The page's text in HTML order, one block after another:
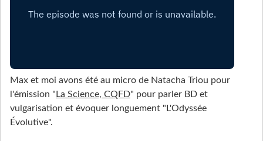
Max et moi avons été au micro de Natacha Triou pour
l'émission " La Science, CQFD" pour parler BD et
vulgarisation et évoquer longuement "L'Odyssée
Évolutive".